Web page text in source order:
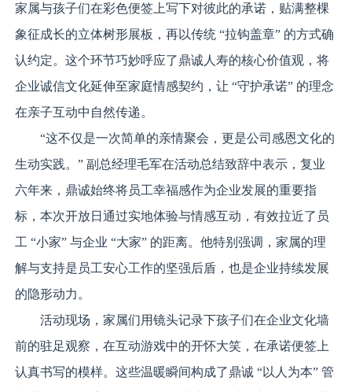
家属与孩子们在彩色便签上写下对彼此的承诺，贴满整棵
象征成长的立体树形展板，再以传统 “拉钩盖章” 的方式确
认约定。这个环节巧妙呼应了鼎诚人寿的核心价值观，将
企业诚信文化延伸至家庭情感契约，让 “守护承诺” 的理念
在亲子互动中自然传递。
“这不仅是一次简单的亲情聚会，更是公司感恩文化的
生动实践。” 副总经理毛军在活动总结致辞中表示，复业
六年来，鼎诚始终将员工幸福感作为企业发展的重要指
标，本次开放日通过实地体验与情感互动，有效拉近了员
工 “小家” 与企业 “大家” 的距离。他特别强调，家属的理
解与支持是员工安心工作的坚强后盾，也是企业持续发展
的隐形动力。
活动现场，家属们用镜头记录下孩子们在企业文化墙
前的驻足观察，在互动游戏中的开怀大笑，在承诺便签上
认真书写的模样。这些温暖瞬间构成了鼎诚 “以人为本” 管